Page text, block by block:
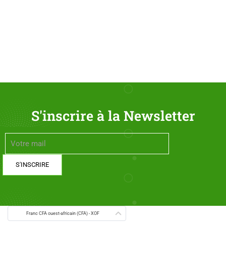
S'inscrire à la Newsletter
Franc CFA ouest-africain (CFA) - XOF